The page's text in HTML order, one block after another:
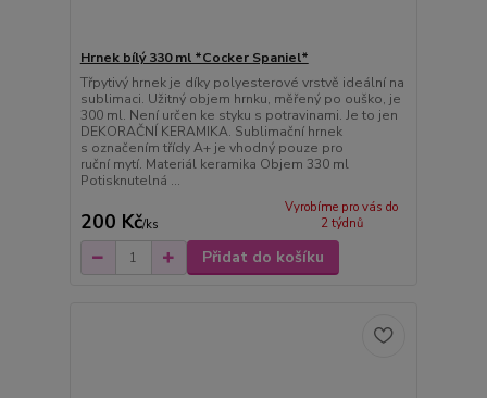
Hrnek bílý 330 ml *Cocker Spaniel*
Třpytivý hrnek je díky polyesterové vrstvě ideální na
sublimaci. Užitný objem hrnku, měřený po ouško, je
300 ml. Není určen ke styku s potravinami. Je to jen
DEKORAČNÍ KERAMIKA. Sublimační hrnek
s označením třídy A+ je vhodný pouze pro
ruční mytí. Materiál keramika Objem 330 ml
Potisknutelná ...
200 Kč/ks
Vyrobíme pro vás do
2 týdnů
Přidat do košíku